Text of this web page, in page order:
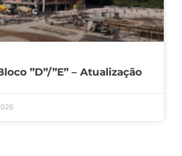
”D”/”E” – Atualização